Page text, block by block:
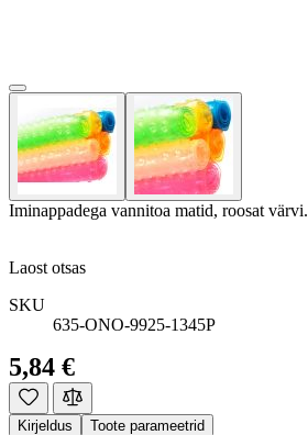
Iminappadega vannitoa matid, roosat värvi.
Laost otsas
SKU
635-ONO-9925-1345P
5,84 €
Kirjeldus Toote parameetrid